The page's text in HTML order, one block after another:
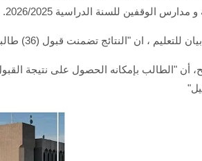
و مدارس الوقفين للسنة الدراسية 2026/2025.
، ان "النتائج تضمنت قبول (36) طالبا من خريجي السنة الدراسية 2025/2024".
أن "الطالب بإمكانه الحصول على نتيجة